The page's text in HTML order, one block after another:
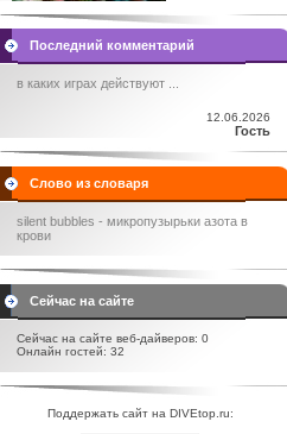
Последний комментарий
в каких играх действуют ...
12.06.2026
Гость
Слово из словаря
silent bubbles - микропузырьки азота в
крови
Сейчас на сайте
Сейчас на сайте веб-дайверов: 0
Онлайн гостей: 32
Поддержать сайт на DIVEtop.ru: